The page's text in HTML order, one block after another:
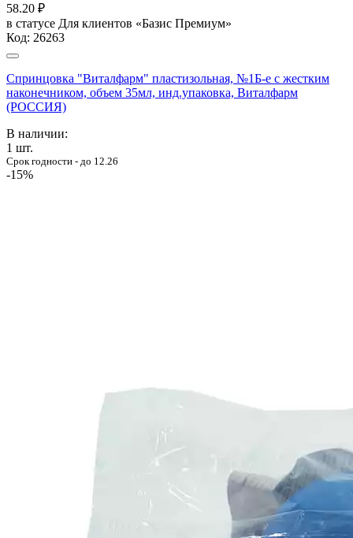
58.20 ₽
в статусе Для клиентов «Базис Премиум»
Код: 26263
Спринцовка "Виталфарм" пластизольная, №1Б-е с жестким
наконечником, объем 35мл, инд.упаковка, Виталфарм
(РОССИЯ)
В наличии:
1 шт.
Срок годности - до 12.26
-15%